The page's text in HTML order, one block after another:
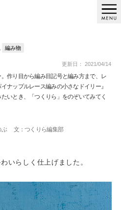
, 編み物
更新日： 2021/04/14
作り目から編み目記号と編み方まで、レ
ナップルレース編みの小さなドイリー』
いとき、「つくりら」をのぞいてみてく
ぶ 文：つくりら編集部
いらしく仕上げました。